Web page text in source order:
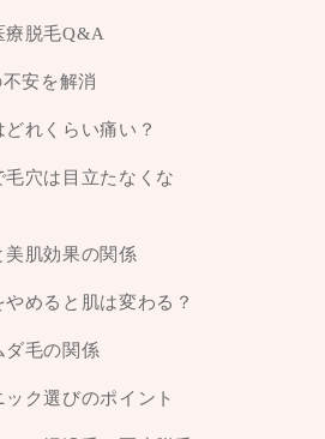
療脱毛Q&A
安を解消
どれくらい痛い？
毛穴は目立たなくな
美肌効果の関係
やめると肌は変わる？
ダ毛の関係
ック選びのポイント